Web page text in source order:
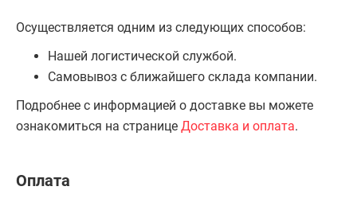
Осуществляется одним из следующих способов:
Нашей логистической службой.
Самовывоз с ближайшего склада компании.
Подробнее с информацией о доставке вы можете
ознакомиться на странице Доставка и оплата.
Оплата